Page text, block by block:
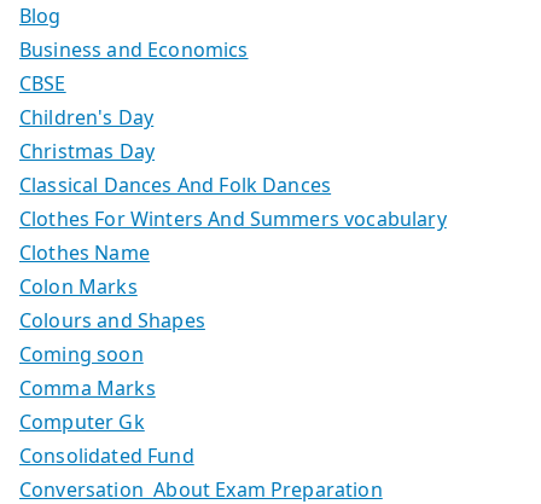
Blog
Business and Economics
CBSE
Children's Day
Christmas Day
Classical Dances And Folk Dances
Clothes For Winters And Summers vocabulary
Clothes Name
Colon Marks
Colours and Shapes
Coming soon
Comma Marks
Computer Gk
Consolidated Fund
Conversation About Exam Preparation